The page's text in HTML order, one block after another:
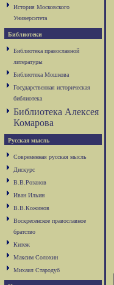
История Московского
Университета
Библиотеки
Библиотека православной
литературы
Библиотека Мошкова
Государственная историческая
библиотека
Библиотека Алексея
Комарова
Русская мысль
Современная русская мысль
Дискурс
В.В.Розанов
Иван Ильин
В.В.Кожинов
Воскресенское православное
братство
Китеж
Максим Солохин
Михаил Стародуб